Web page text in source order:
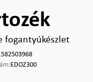
fogantyúkészlet
EDOZ300